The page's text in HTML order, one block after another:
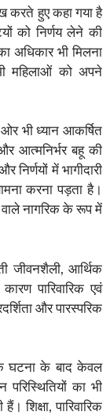
करते हुए कहा गया है
को निर्णय लेने की
अधिकार भी मिलना
महिलाओं को अपने
भी ध्यान आकर्षित
आत्मनिर्भर बहू की
में भागीदारी
करना पड़ता है।
नागरिक के रूप में
जीवनशैली, आर्थिक
पारिवारिक एवं
और पारस्परिक
घटना के बाद केवल
परिस्थितियों का भी
शिक्षा, पारिवारिक